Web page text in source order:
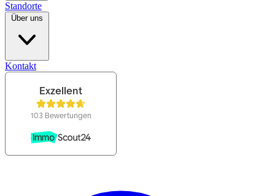
Standorte
Über uns
Kontakt